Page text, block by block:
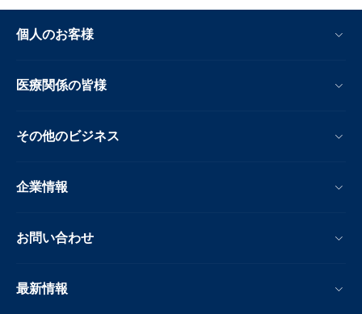
個人のお客様
医療関係の皆様
その他のビジネス
企業情報
お問い合わせ
最新情報